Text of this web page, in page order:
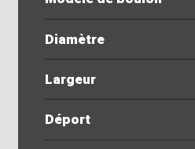
Diamètre
Largeur
Déport